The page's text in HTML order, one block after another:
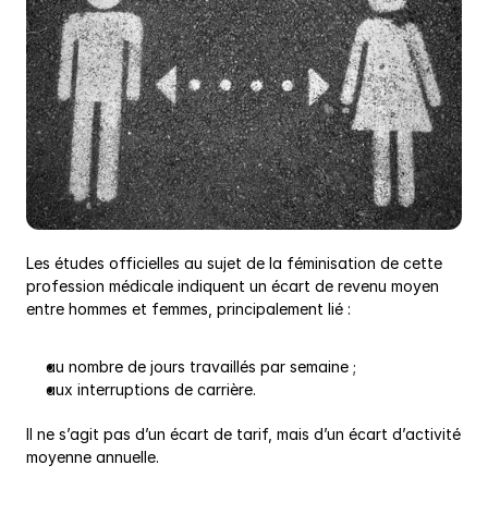
Les études officielles au sujet de la féminisation de cette
profession médicale indiquent un écart de revenu moyen
entre hommes et femmes, principalement lié :
au nombre de jours travaillés par semaine ;
aux interruptions de carrière.
Il ne s’agit pas d’un écart de tarif, mais d’un écart d’activité
moyenne annuelle.